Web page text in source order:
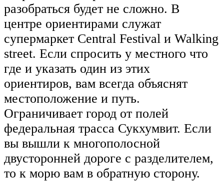
разобраться будет не сложно. В
центре ориентирами служат
супермаркет Central Festival и Walking
street. Если спросить у местного что
где и указать один из этих
ориентиров, вам всегда объяснят
местоположение и путь.
Ограничивает город от полей
федеральная трасса Сукхумвит. Если
вы вышли к многополосной
двусторонней дороге с разделителем,
то к морю вам в обратную сторону.